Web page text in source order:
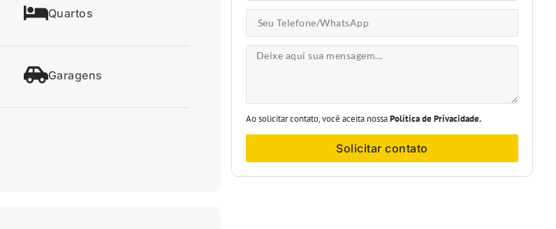
Quartos
Garagens
Ao solicitar contato, você aceita nossaPolítica de Privacidade.
Solicitar contato